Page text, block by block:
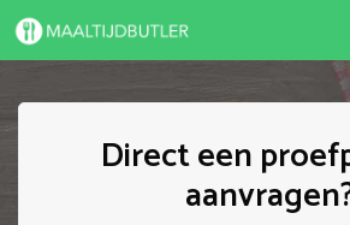
Spring
naar
Direct een